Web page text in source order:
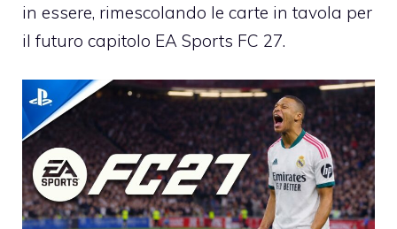
in essere, rimescolando le carte in tavola per
il futuro capitolo EA Sports FC 27.